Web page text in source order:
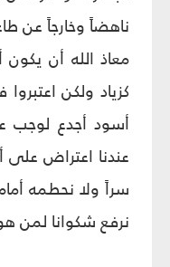
ناهضاً وخارجاً عن
معاذ الله أن
كزياد ولكن
أسود أجدع لوجب
عندنا اعتراض
سراً ولا نحطمه
نرفع شكوانا لمن